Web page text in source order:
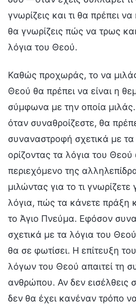
γνωρίζεις και τι θα πρέπει
θα γνωρίζεις πώς να τρως
λόγια του Θεού.
Καθώς προχωράς, το να
Θεού θα πρέπει να είναι η
σύμφωνα με την οποία
όταν συναθροίζεστε, θα
συναναστροφή σχετικά με
ορίζοντας τα λόγια του Θεού
περιεχόμενο της
μιλώντας για το τι
λόγια, πώς τα κάνετε πράξη
το Άγιο Πνεύμα. Εφόσον
σχετικά με τα λόγια του
θα σε φωτίσει. Η επίτευξη
λόγων του Θεού απαιτεί τη
ανθρώπου. Αν δεν εισέλθεις
δεν θα έχει κανέναν τρόπο